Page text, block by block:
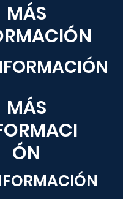
MÁS
MÁS
ÓN